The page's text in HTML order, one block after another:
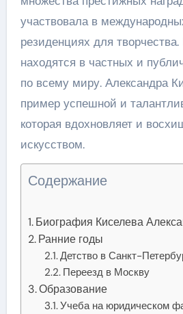
участвовала в
резиденциях для
находятся в частных и
по всему миру. Александра
пример успешной и
которая вдохновляет и
искусством.
Содержание
Биография Киселева
Ранние годы
Детство в Санкт-
Переезд в Москву
Образование
Учеба на юридическом